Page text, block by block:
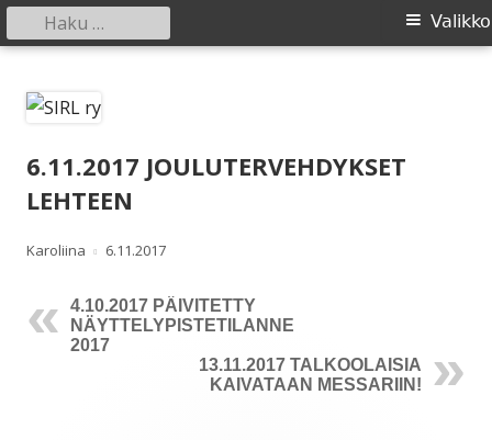
sisältöön
Ensisijainen
Valikko
Haku:
6.11.2017 JOULUTERVEHDYKSET
LEHTEEN
Kirjoittaja
Karoliina Julkaistu
6.11.2017
4.10.2017 PÄIVITETTY
NÄYTTELYPISTETILANNE
2017
13.11.2017 TALKOOLAISIA
KAIVATAAN MESSARIIN!